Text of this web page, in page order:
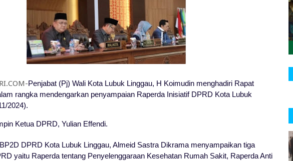
Penjabat (Pj) Wali Kota Lubuk Linggau, H Koimudin menghadiri Rapat
rangka mendengarkan penyampaian Raperda Inisiatif DPRD Kota Lubuk
2024).
Ketua DPRD, Yulian Effendi.
DPRD Kota Lubuk Linggau, Almeid Sastra Dikrama menyampaikan tiga
yaitu Raperda tentang Penyelenggaraan Kesehatan Rumah Sakit, Raperda Anti